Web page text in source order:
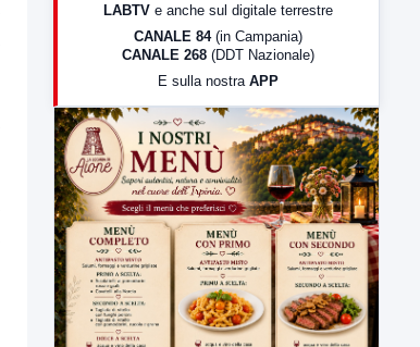
LabNews (Diretta)
23:00 LabNews (replica)
LABTV e anche sul digitale terrestre
CANALE 84 (in Campania)
CANALE 268 (DDT Nazionale)
E sulla nostra APP